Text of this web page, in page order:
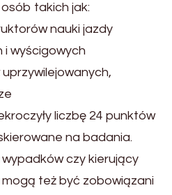
takich jak:
nauki jazdy
i wyścigowych
liczbę 24 punktów
na badania.
czy kierujący
też być zobowiązani